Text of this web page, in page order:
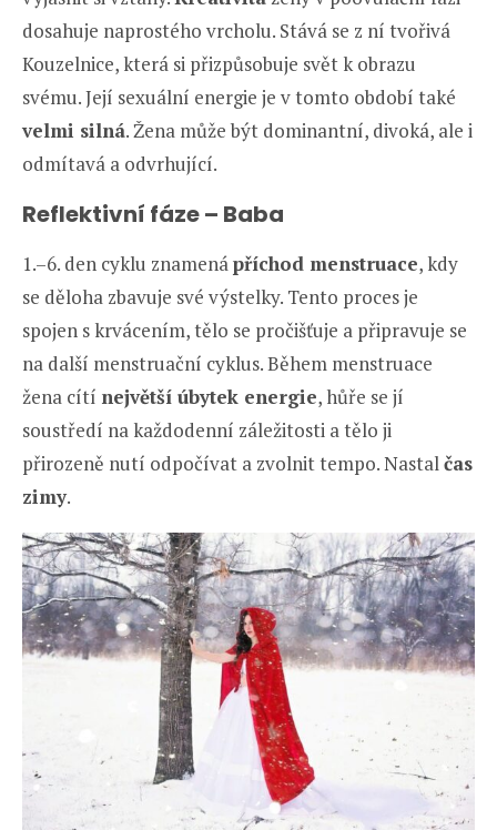
dosahuje naprostého vrcholu. Stává se z ní tvořivá
Kouzelnice, která si přizpůsobuje svět k obrazu
svému. Její sexuální energie je v tomto období také
velmi silná. Žena může být dominantní, divoká, ale i
odmítavá a odvrhující.
Reflektivní fáze – Baba
1.–6. den cyklu znamenápříchod menstruace, kdy
se děloha zbavuje své výstelky. Tento proces je
spojen s krvácením, tělo se pročišťuje a připravuje se
na další menstruační cyklus. Během menstruace
žena cítí největší úbytek energie, hůře se jí
soustředí na každodenní záležitosti a tělo ji
přirozeně nutí odpočívat a zvolnit tempo. Nastalčas
zimy.